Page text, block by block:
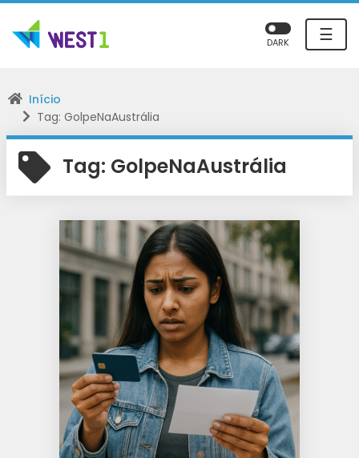
☰
DARK
Início
Tag: GolpeNaAustrália
Tag: GolpeNaAustrália